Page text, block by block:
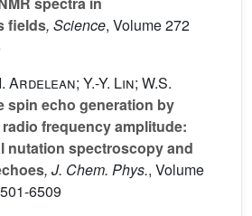
fields, Science, Volume 272
Ardelean; Y.-Y. Lin; W.S.
spin echo generation by
frequency amplitude:
nutation spectroscopy and
, J. Chem. Phys., Volume
6509